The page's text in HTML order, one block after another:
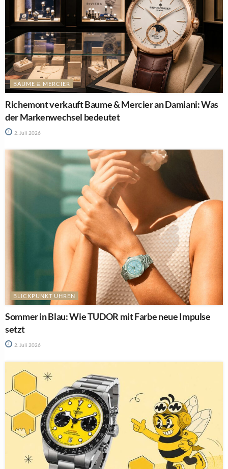
BAUME & MERCIER
Richemont verkauft Baume & Mercier an Damiani: Was
der Markenwechsel bedeutet
2. Juli 2026
BLICKPUNKT UHREN
Sommer in Blau: Wie TUDOR mit Farbe neue Impulse
setzt
2. Juli 2026